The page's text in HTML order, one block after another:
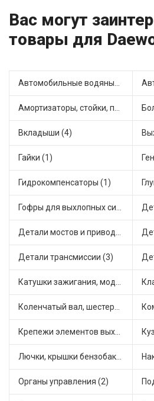
Вас могут
товары для
Автомобильные водяные насосы (1)
Амортизаторы, стойки, подушки стоек (1)
Вкладыши (4)
Гайки (1)
Гидрокомпенсаторы (1)
Гофры для выхлопных систем (1)
Детали мостов и привода трансмиссии (4)
Детали трансмиссии (3)
Катушки зажигания, модули зажигания (4)
Коленчатый вал, шестерни коленчатого вала (2)
Крепежи элементов выхлопной системы (6)
Лючки, крышки бензобака (1)
Органы управления (2)